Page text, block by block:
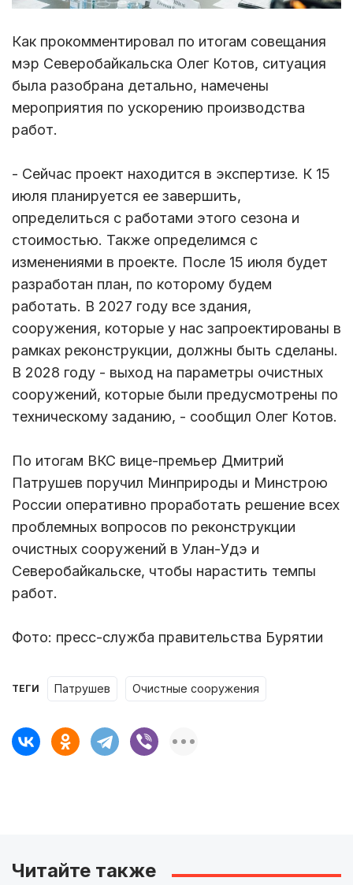
Как прокомментировал по итогам совещания
мэр Северобайкальска Олег Котов, ситуация
была разобрана детально, намечены
мероприятия по ускорению производства
работ.
- Сейчас проект находится в экспертизе. К 15
июля планируется ее завершить,
определиться с работами этого сезона и
стоимостью. Также определимся с
изменениями в проекте. После 15 июля будет
разработан план, по которому будем
работать. В 2027 году все здания,
сооружения, которые у нас запроектированы в
рамках реконструкции, должны быть сделаны.
В 2028 году - выход на параметры очистных
сооружений, которые были предусмотрены по
техническому заданию, - сообщил Олег Котов.
По итогам ВКС вице-премьер Дмитрий
Патрушев поручил Минприроды и Минстрою
России оперативно проработать решение всех
проблемных вопросов по реконструкции
очистных сооружений в Улан-Удэ и
Северобайкальске, чтобы нарастить темпы
работ.
Фото: пресс-служба правительства Бурятии
ТЕГИ Патрушев очистные сооружения
Читайте также